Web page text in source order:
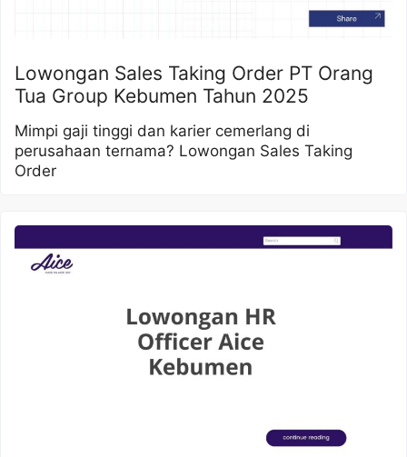
Lowongan Sales Taking Order PT Orang
Tua Group Kebumen Tahun 2025
Mimpi gaji tinggi dan karier cemerlang di
perusahaan ternama? Lowongan Sales Taking
Order